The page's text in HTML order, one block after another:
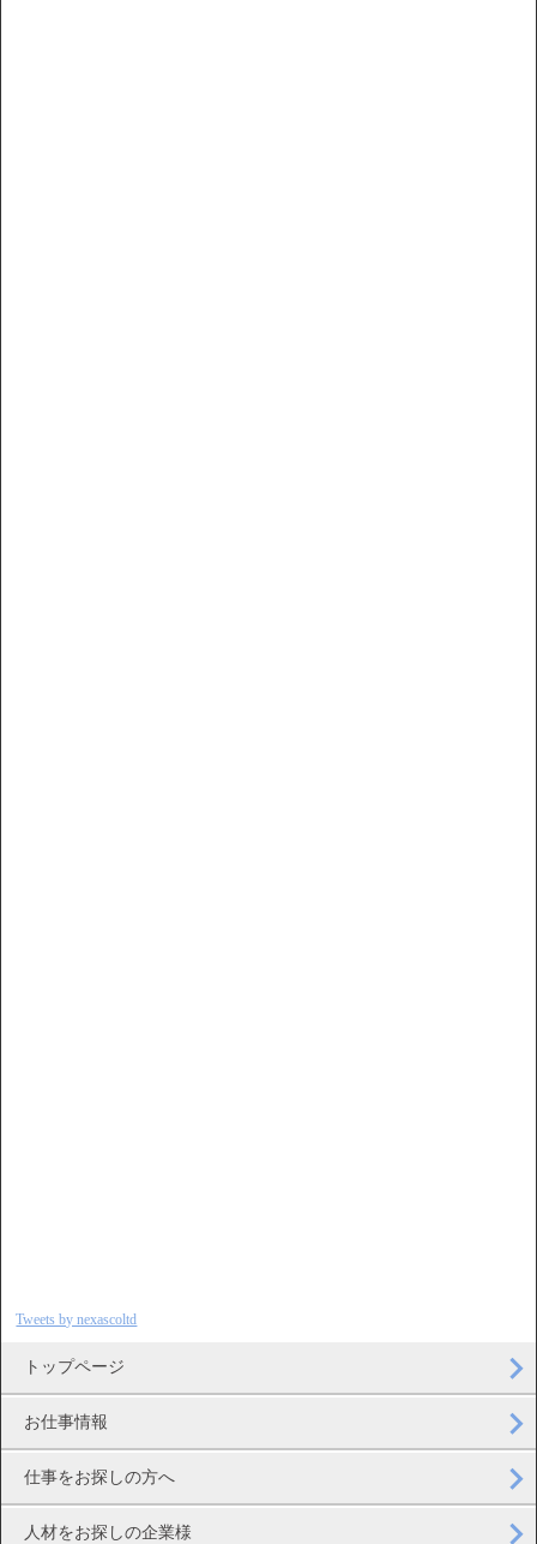
Tweets by nexascoltd
トップページ
お仕事情報
仕事をお探しの方へ
人材をお探しの企業様